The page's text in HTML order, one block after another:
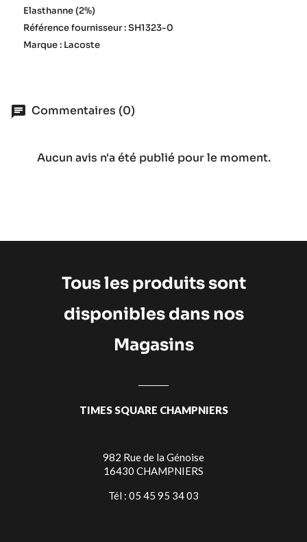
Elasthanne (2%)
Référence fournisseur : SH1323-0
Marque : Lacoste
Commentaires (0)
Aucun avis n'a été publié pour le moment.
Tous les produits sont
disponibles dans nos
Magasins
TIMES SQUARE CHAMPNIERS
982 Rue de la Génoise
16430 CHAMPNIERS
Tél : 05 45 95 34 03